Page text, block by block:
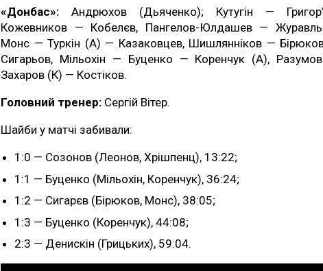
«Донбас»: Андрюхов (Дьяченко); Кутугін —
Кожевников — Кобелєв, Пангелов-Юлдашев —
Монс — Туркін (А) — Казаковцев, Шишлянніков —
Сигарьов, Мільохін — Буценко — Коренчук (А),
Захаров (К) — Костіков.
Головний тренер: Сергій Вітер.
Шайби у матчі забивали:
1:0 — Созонов (Леонов, Хрішпенц), 13:22;
1:1 — Буценко (Мільохін, Коренчук), 36:24;
1:2 — Сигарєв (Бірюков, Монс), 38:05;
1:3 — Буценко (Коренчук), 44:08;
2:3 — Денискін (Грицьких), 59:04.